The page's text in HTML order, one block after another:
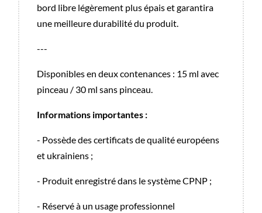
bord libre légèrement plus épais et garantira
une meilleure durabilité du produit.
---
Disponibles en deux contenances : 15 ml avec
pinceau / 30 ml sans pinceau.
Informations importantes :
- Possède des certificats de qualité européens
et ukrainiens ;
- Produit enregistré dans le système CPNP ;
- Réservé à un usage professionnel